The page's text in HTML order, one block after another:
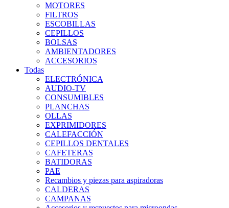
MOTORES
FILTROS
ESCOBILLAS
CEPILLOS
BOLSAS
AMBIENTADORES
ACCESORIOS
Todas
ELECTRÓNICA
AUDIO-TV
CONSUMIBLES
PLANCHAS
OLLAS
EXPRIMIDORES
CALEFACCIÓN
CEPILLOS DENTALES
CAFETERAS
BATIDORAS
PAE
Recambios y piezas para aspiradoras
CALDERAS
CAMPANAS